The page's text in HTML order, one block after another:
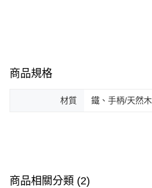
商品規格
材質 鐵、手柄/天然木
商品相關分類 (2)